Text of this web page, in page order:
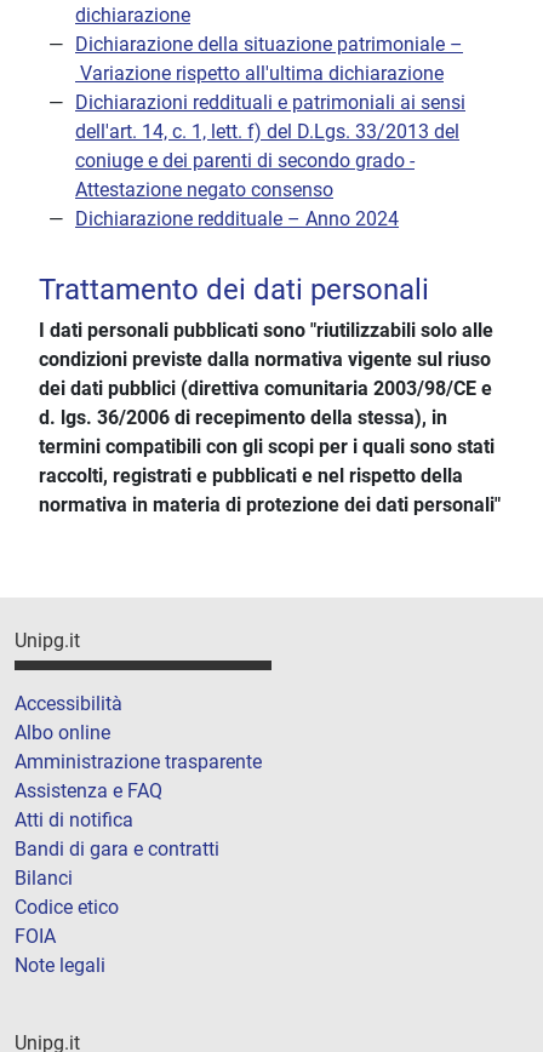
dichiarazione
Dichiarazione della situazione patrimoniale –
Variazione rispetto all'ultima dichiarazione
Dichiarazioni reddituali e patrimoniali ai sensi
dell'art. 14, c. 1, lett. f) del D.Lgs. 33/2013 del
coniuge e dei parenti di secondo grado -
Attestazione negato consenso
Dichiarazione reddituale – Anno 2024
Trattamento dei dati personali
I dati personali pubblicati sono "riutilizzabili solo alle
condizioni previste dalla normativa vigente sul riuso
dei dati pubblici (direttiva comunitaria 2003/98/CE e
d. lgs. 36/2006 di recepimento della stessa), in
termini compatibili con gli scopi per i quali sono stati
raccolti, registrati e pubblicati e nel rispetto della
normativa in materia di protezione dei dati personali"
Unipg.it
Accessibilità
Albo online
Amministrazione trasparente
Assistenza e FAQ
Atti di notifica
Bandi di gara e contratti
Bilanci
Codice etico
FOIA
Note legali
Unipg.it